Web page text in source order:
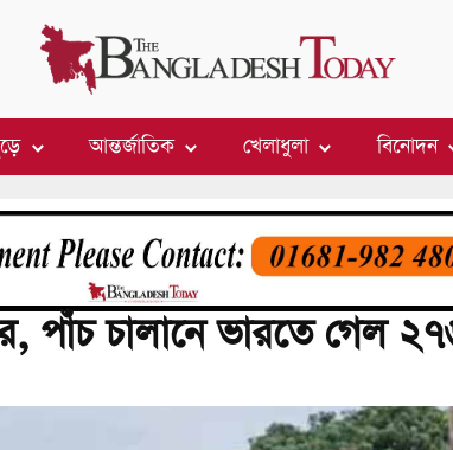
আন্তর্জাতিক খেলাধুলা বিনোদন
পাঁচ চালানে ভারতে গেল